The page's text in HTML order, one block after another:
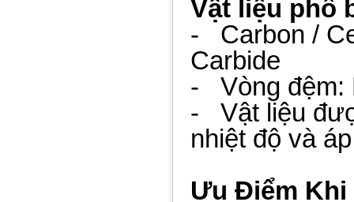
Vật liệu phổ
- Carbon /
Carbide
- Vòng đệm:
- Vật liệu
nhiệt độ và
Ưu Điểm Khi